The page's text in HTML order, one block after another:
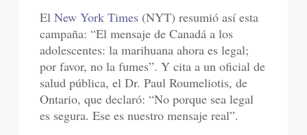
ElNew York Times (NYT) resumió así esta
campaña: “El mensaje de Canadá a los
adolescentes: la marihuana ahora es legal;
por favor, no la fumes”. Y cita a un oficial de
salud pública, el Dr. Paul Roumeliotis, de
Ontario, que declaró: “No porque sea legal
es segura. Ese es nuestro mensaje real”.